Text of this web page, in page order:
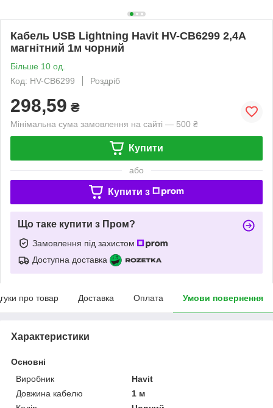
Кабель USB Lightning Havit HV-CB6299 2,4A
магнітний 1м чорний
Більше 10 од.
Код: HV-CB6299
Роздріб
298,59 ₴
Мінімальна сума замовлення на сайті — 500 ₴
Купити
або
Купити з
Що таке купити з Пром?
Замовлення під захистом
Доступна доставка
про товар Доставка Оплата Умови повернення
Характеристики
Основні
Виробник
Havit
Довжина кабелю
1 м